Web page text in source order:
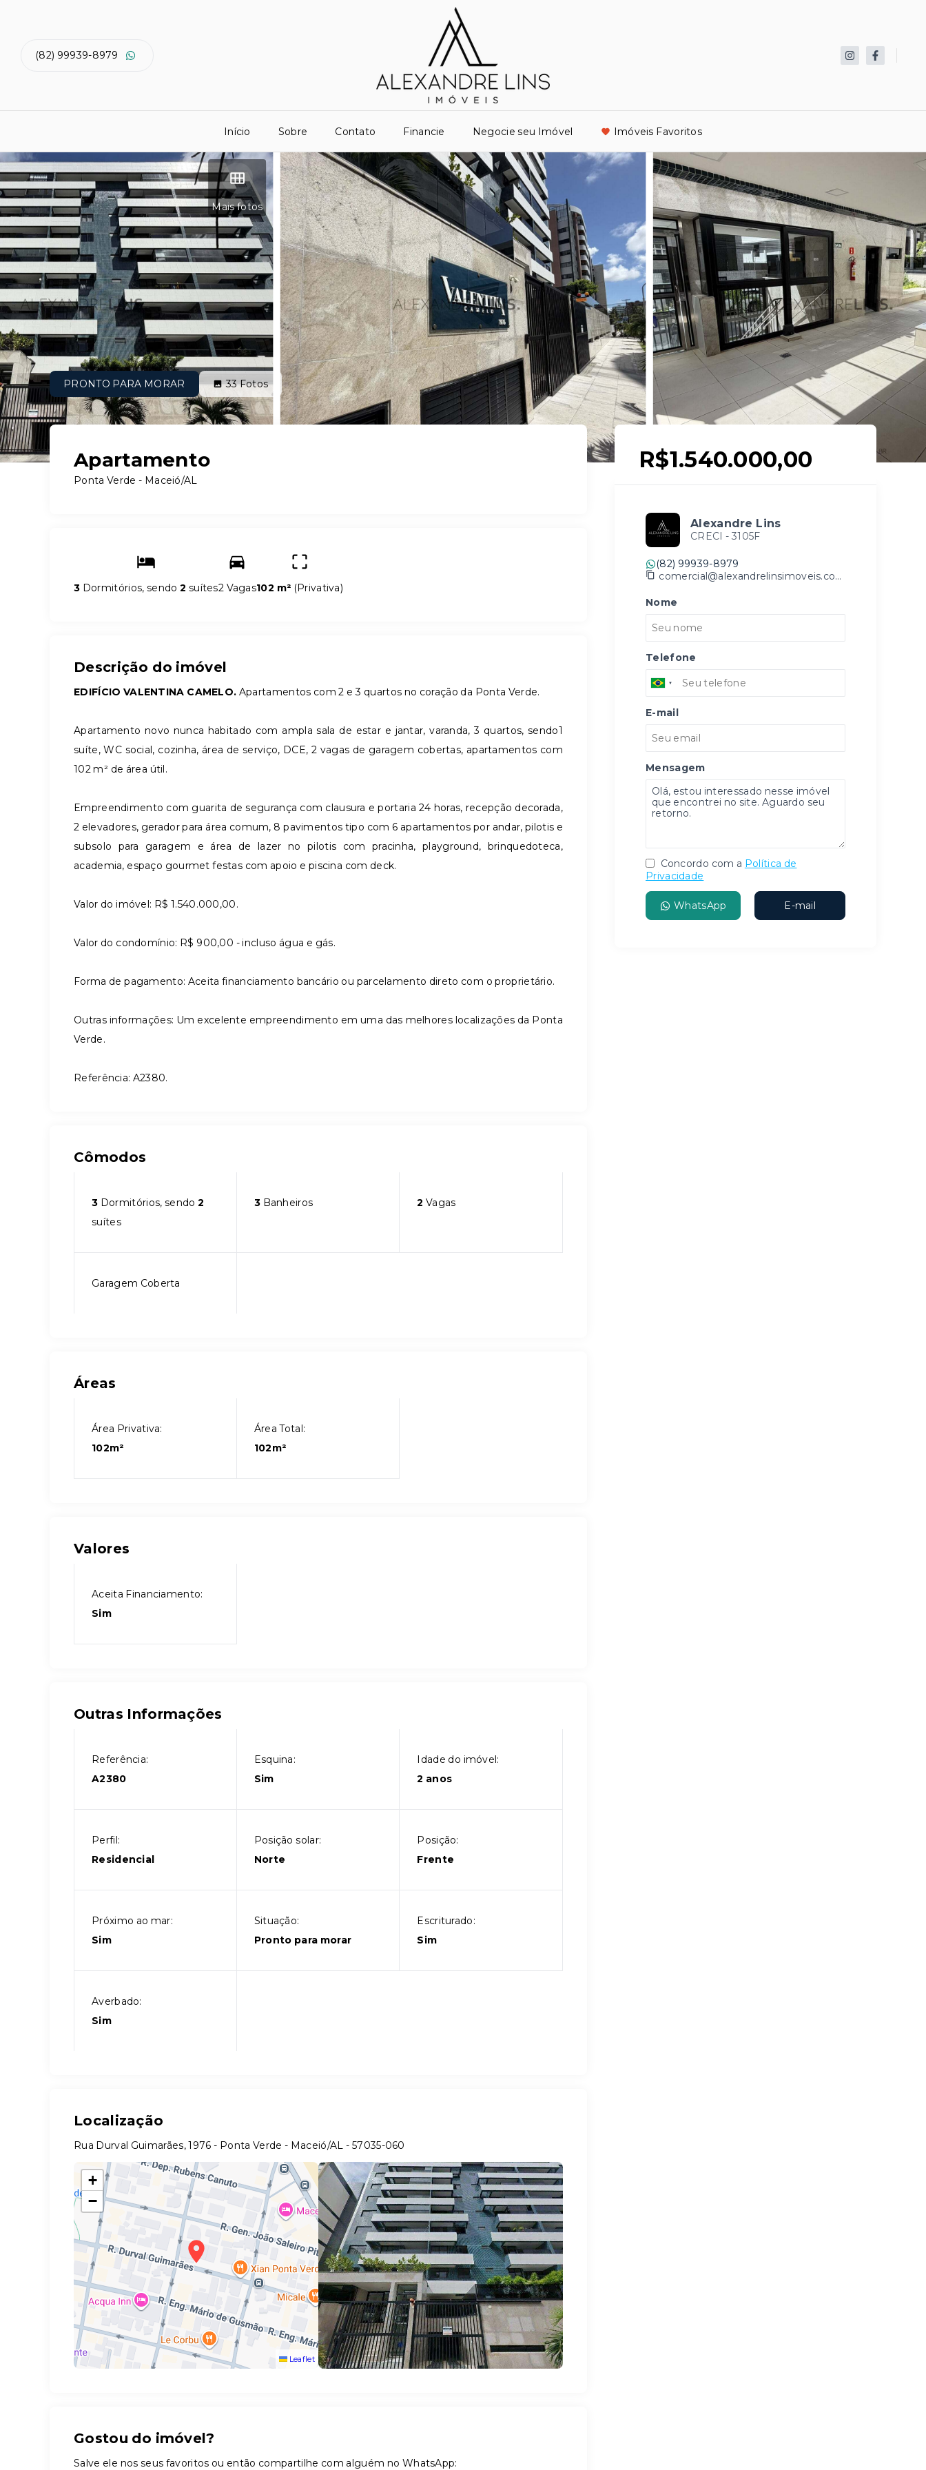
(82) 99939-8979
Início Sobre Contato Financie Negocie seu Imóvel Imóveis Favoritos
Mais fotos
PRONTO PARA MORAR 33Fotos
Apartamento
Ponta Verde - Maceió/AL
3 Dormitórios, sendo2 suítes2 Vagas102 m² (Privativa)
Descrição do imóvel
EDIFÍCIO VALENTINA CAMELO. Apartamentos com 2 e 3 quartos no coração da Ponta Verde.
Apartamento novo nunca habitado com ampla sala de estar e jantar, varanda, 3 quartos, sendo1
suíte, WC social, cozinha, área de serviço, DCE, 2 vagas de garagem cobertas, apartamentos com
102 m² de área útil.
Empreendimento com guarita de segurança com clausura e portaria 24 horas, recepção decorada,
2 elevadores, gerador para área comum, 8 pavimentos tipo com 6 apartamentos por andar, pilotis e
subsolo para garagem e área de lazer no pilotis com pracinha, playground, brinquedoteca,
academia, espaço gourmet festas com apoio e piscina com deck.
Valor do imóvel: R$ 1.540.000,00.
Valor do condomínio: R$ 900,00 - incluso água e gás.
Forma de pagamento: Aceita financiamento bancário ou parcelamento direto com o proprietário.
Outras informações: Um excelente empreendimento em uma das melhores localizações da Ponta
Verde.
Referência: A2380.
Cômodos
3 Dormitórios, sendo2
suítes
3Banheiros 2 Vagas
Garagem Coberta
Áreas
Área Privativa:
102m²
Área Total:
102m²
Valores
Aceita Financiamento:
Sim
Outras Informações
Referência:
A2380
Esquina:
Sim
Idade do imóvel:
2 anos
Perfil:
Residencial
Posição solar:
Norte
Posição:
Frente
Próximo ao mar:
Sim
Situação:
Pronto para morar
Escriturado:
Sim
Averbado:
Sim
Localização
Rua Durval Guimarães, 1976 - Ponta Verde - Maceió/AL - 57035-060
+
−
Leaflet
Gostou do imóvel?
Salve ele nos seus favoritos ou então compartilhe com alguém no WhatsApp:
R$1.540.000,00
Alexandre Lins
CRECI - 3105F
(82) 99939-8979
comercial@alexandrelinsimoveis.com.br
Nome
Telefone
E-mail
Mensagem
Concordo com a Política de
Privacidade
WhatsApp E-mail